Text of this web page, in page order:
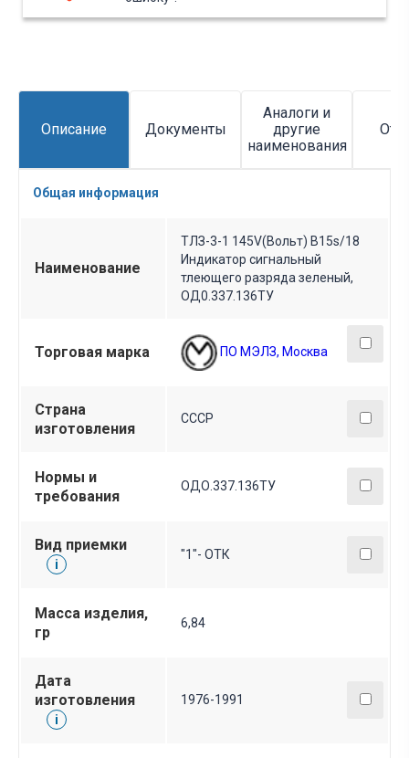
цоколь (штифтовой). Возникновения разряда – не
дополнительная информация находится во
вложении на товар, см. pdf – файл.
Описание Документы
Аналоги и
другие
наименования
Общая информация
Наименование
ТЛЗ-3-1 145V(Вольт) B15s/18
Индикатор сигнальный
тлеющего разряда зеленый,
ОД0.337.136ТУ
Торговая марка ПО МЭЛЗ, Москва
Страна
изготовления
СССР
Нормы и
требования
ОДО.337.136ТУ
Вид приемки
i
"1"- ОТК
Масса изделия,
гр
6,84
Дата
изготовления
i
1976-1991